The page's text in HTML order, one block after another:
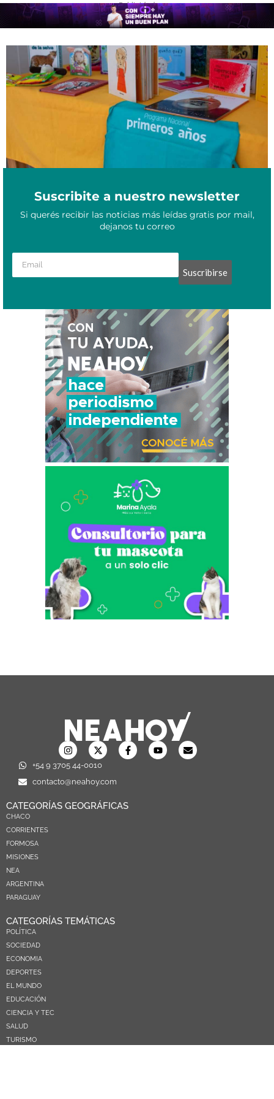
- Publicidad -
Primeros Años: la motosierra en contra de programas para las
infancias
Suscribite a nuestro newsletter
Si querés recibir las noticias más leídas gratis por mail,
dejanos tu correo
Suscribirse
+54 9 3705 44-0010
contacto@neahoy.com
CATEGORÍAS GEOGRÁFICAS
CHACO
CORRIENTES
FORMOSA
MISIONES
NEA
ARGENTINA
PARAGUAY
CATEGORÍAS TEMÁTICAS
POLÍTICA
SOCIEDAD
ECONOMIA
DEPORTES
EL MUNDO
EDUCACIÓN
CIENCIA Y TEC
SALUD
TURISMO